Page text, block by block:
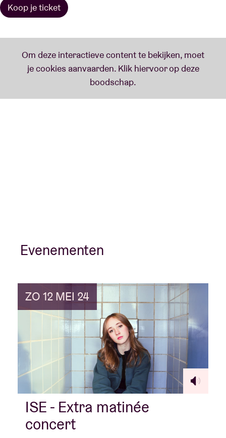
Koop je ticket
Evenementen
ZO 12 MEI 24
ISE - Extra matinée
concert